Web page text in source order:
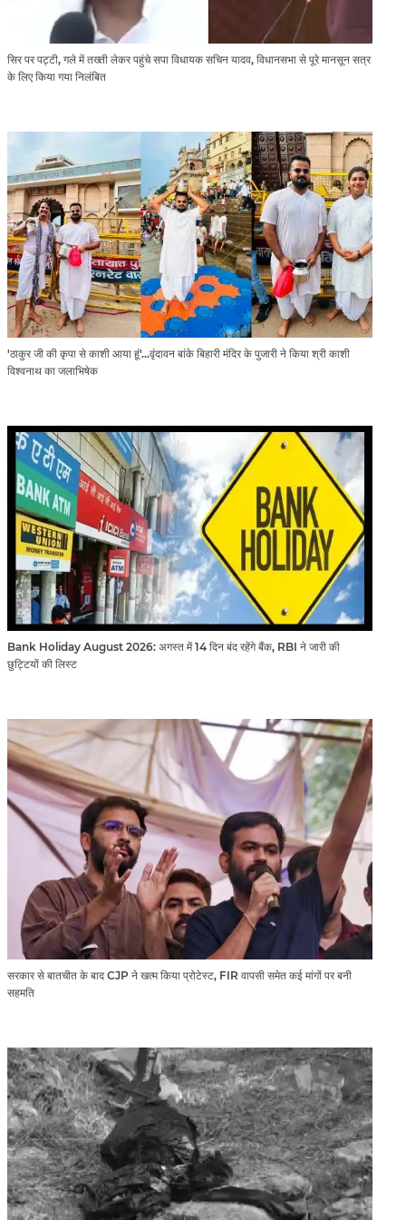
सिर पर पट्टी, गले में तख्ती लेकर पहुंचे सपा विधायक सचिन यादव, विधानसभा से पूरे मानसून सत्र
के लिए किया गया निलंबित
'ठाकुर जी की कृपा से काशी आया हूं'...वृंदावन बांके बिहारी मंदिर के पुजारी ने किया श्री काशी
विश्वनाथ का जलाभिषेक
Bank Holiday August 2026: अगस्त में 14 दिन बंद रहेंगे बैंक, RBI ने जारी की
छुट्टियों की लिस्ट​​​​​​​
सरकार से बातचीत के बाद CJP ने खत्म किया प्रोटेस्ट, FIR वापसी समेत कई मांगों पर बनी
सहमति